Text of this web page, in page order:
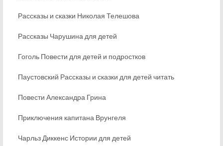
Рассказы и сказки Николая Телешова
Рассказы Чарушина для детей
Гоголь Повести для детей и подростков
Паустовский Рассказы и сказки для детей читать
Повести Александра Грина
Приключения капитана Врунгеля
Чарльз Диккенс Истории для детей